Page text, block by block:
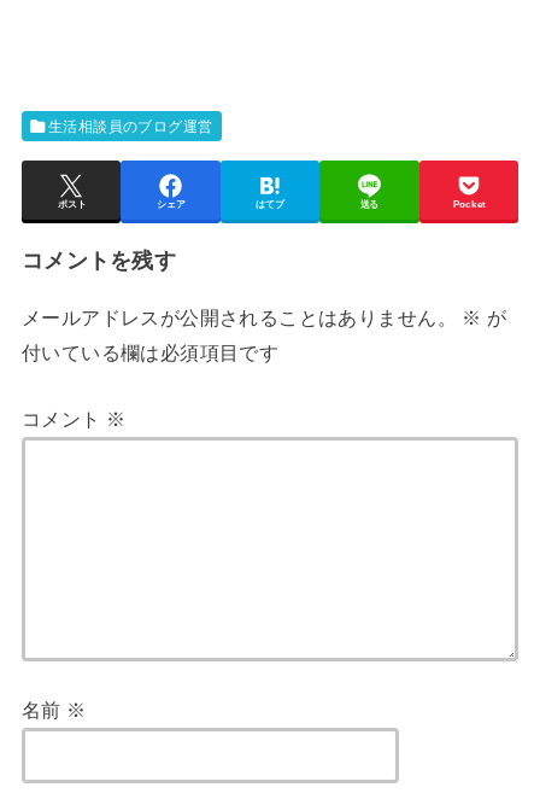
生活相談員のブログ運営
ポスト シェア はてブ 送る Pocket
コメントを残す
メールアドレスが公開されることはありません。 ※ が
付いている欄は必須項目です
コメント ※
名前 ※